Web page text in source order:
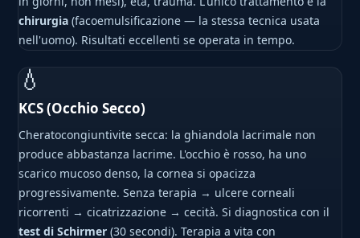
chirurgia (facoemulsificazione — la stessa tecnica usata
nell'uomo). Risultati eccellenti se operata in tempo.
💧
KCS (Occhio Secco)
Cheratocongiuntivite secca: la ghiandola lacrimale non
produce abbastanza lacrime. L'occhio è rosso, ha uno
scarico mucoso denso, la cornea si opacizza
progressivamente. Senza terapia → ulcere corneali
ricorrenti → cicatrizzazione → cecità. Si diagnostica con il
test di Schirmer (30 secondi). Terapia a vita con